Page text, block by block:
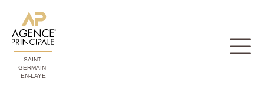
SAINT-
GERMAIN-
EN-LAYE